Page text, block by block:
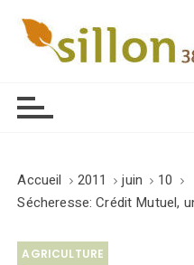
Accueil 2011 juin
10
Sécheresse: Crédit Mutuel,
AGRICULTURE